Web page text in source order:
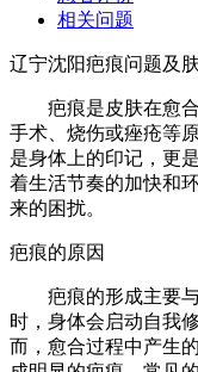
相关问题
辽宁沈阳疤痕问题及
疤痕是皮肤在愈合
手术、烧伤或痤疮等
是身体上的印记，更
着生活节奏的加快和
来的困扰。
疤痕的原因
疤痕的形成主要与
时，身体会启动自我
而，愈合过程中产生